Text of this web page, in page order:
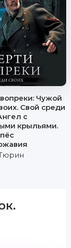
Чужой
Свой среди
с
крыльями.